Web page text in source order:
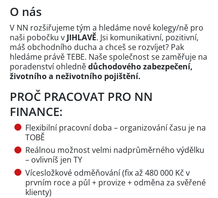
O nás
V NN rozšiřujeme tým a hledáme nové kolegy/ně pro
naši pobočku v JIHLAVĚ. Jsi komunikativní, pozitivní,
máš obchodního ducha a chceš se rozvíjet? Pak
hledáme právě TEBE. Naše společnost se zaměřuje na
poradenství ohlednědůchodového zabezpečení,
životního a neživotního pojištění.
PROČ PRACOVAT PRO NN
FINANCE:
Flexibilní pracovní doba – organizování času je na
TOBĚ
Reálnou možnost velmi nadprůměrného výdělku
– ovlivníš jen TY
Vícesložkové odměňování (fix až 480 000 Kč v
prvním roce a půl + provize + odměna za svěřené
klienty)